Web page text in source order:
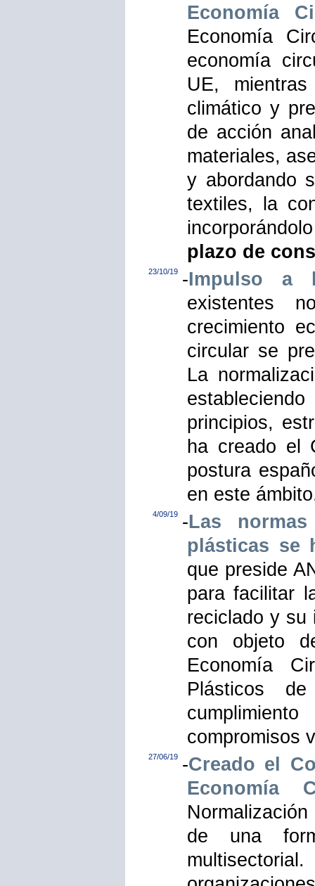
Economía
Economía
economía
UE,
climático y
de acción
materiales,
y abordando
textiles, la
plazo de
23/10/19 -Impulso a
existentes
crecimiento
circular se
La
principios,
ha creado el
postura
en este
4/09/19 -Las
plásticas se
que preside
para facilitar
reciclado y su
con objeto
Economía
Plásticos
compromisos
27/06/19 -Creado el
Economía
de una